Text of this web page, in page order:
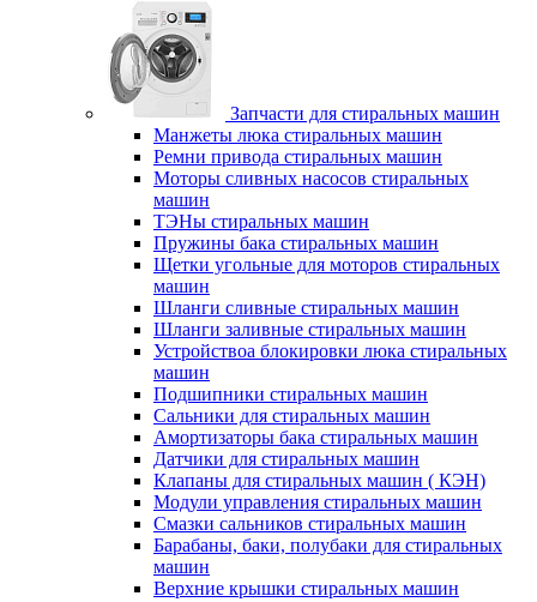
Запчасти для стиральных машин
Манжеты люка стиральных машин
Ремни привода стиральных машин
Моторы сливных насосов стиральных
машин
ТЭНы стиральных машин
Пружины бака стиральных машин
Щетки угольные для моторов стиральных
машин
Шланги сливные стиральных машин
Шланги заливные стиральных машин
Устройствоа блокировки люка стиральных
машин
Подшипники стиральных машин
Сальники для стиральных машин
Амортизаторы бака стиральных машин
Датчики для стиральных машин
Клапаны для стиральных машин ( КЭН)
Модули управления стиральных машин
Смазки сальников стиральных машин
Барабаны, баки, полубаки для стиральных
машин
Верхние крышки стиральных машин